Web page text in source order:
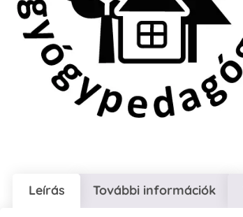
Leírás További információk